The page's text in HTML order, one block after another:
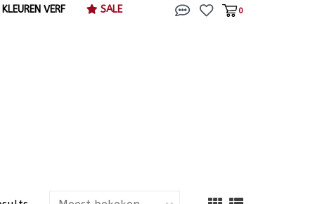
KLEUREN VERF SALE 0